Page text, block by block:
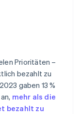
sobald die
erforderlich)
werden
Prioritäten –
bezahlt zu
gaben 13 %
mehr als die
bezahlt zu